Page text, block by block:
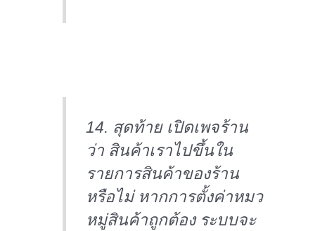
14. สุดท้าย เปิดเพจร้าน
ว่า สินค้าเราไปขึ้นใน
รายการสินค้าของร้าน
หรือไม่ หากการตั้งค่าหมว
หมู่สินค้าถูกต้อง ระบบจะ